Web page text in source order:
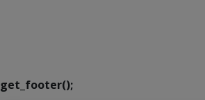
get_footer();